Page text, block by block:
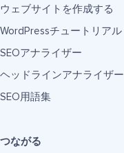
ウェブサイトを作成する
WordPressチュートリアル
SEOアナライザー
ヘッドラインアナライザー
SEO用語集
つながる